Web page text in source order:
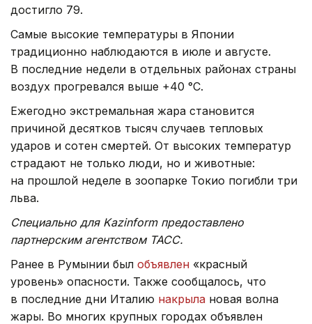
достигло 79.
Самые высокие температуры в Японии
традиционно наблюдаются в июле и августе.
В последние недели в отдельных районах страны
воздух прогревался выше +40 °C.
Ежегодно экстремальная жара становится
причиной десятков тысяч случаев тепловых
ударов и сотен смертей. От высоких температур
страдают не только люди, но и животные:
на прошлой неделе в зоопарке Токио погибли три
льва.
Специально для Kazinform предоставлено
партнерским агентством ТАСС.
Ранее в Румынии был объявлен «красный
уровень» опасности. Также сообщалось, что
в последние дни Италию накрыла новая волна
жары. Во многих крупных городах объявлен